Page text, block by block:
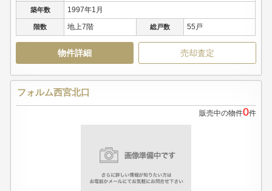
築年数 1997年1月
階数 地上7階 総戸数 55戸
物件詳細 売却査定
フォルム西宮北口
販売中の物件0件